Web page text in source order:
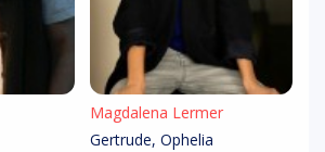
Magdalena Lermer
Gertrude, Ophelia